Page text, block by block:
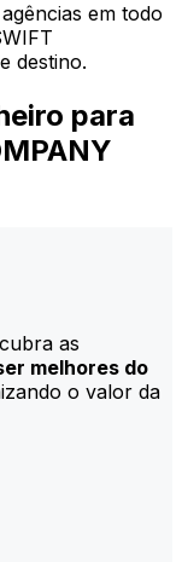
em todo
destino.
para
as
melhores do
o valor da